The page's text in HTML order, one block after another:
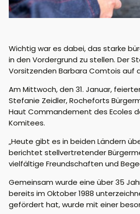
Wichtig war es dabei, das starke
in den Vordergrund zu stellen. Der
Vorsitzenden Barbara Comtois auf
Am Mittwoch, den 31. Januar,
Stefanie Zeidler, Rocheforts
Haut Commandement des Ecoles
Komitees.
„Heute gibt es in beiden Ländern
berichtet stellvertretender
vielfältige Freundschaften und
Gemeinsam wurde eine über 35
bereits im Oktober 1988
gefördert hat, wurde mit einer